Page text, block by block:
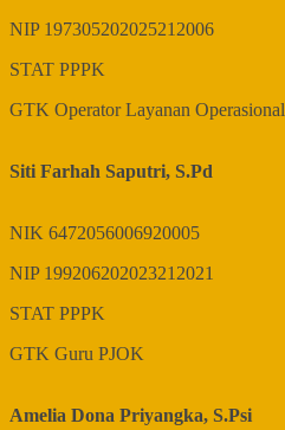
NIP 197305202025212006
STAT PPPK
GTK Operator Layanan Operasional
Siti Farhah Saputri, S.Pd
NIK 6472056006920005
NIP 199206202023212021
STAT PPPK
GTK Guru PJOK
Amelia Dona Priyangka, S.Psi